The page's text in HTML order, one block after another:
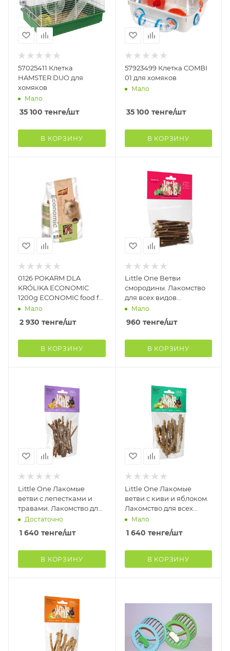
57025411 Клетка
HAMSTER DUO для
хомяков
Мало
35 100 тенге/шт
В КОРЗИНУ
57923499 Клетка COMBI
01 для хомяков
Мало
35 100 тенге/шт
В КОРЗИНУ
0126 POKARM DLA
KRÓLIKA ECONOMIC
1200g ECONOMIC food for
rabbit 1200g
Мало
2 930 тенге/шт
В КОРЗИНУ
Little One Ветви
смородины. Лакомство
для всех видов
грызунов,пакет, 50 г
Мало
960 тенге/шт
В КОРЗИНУ
Little One Лакомые
ветви с лепестками и
травами. Лакомство для
всех видов грызунов
Достаточно
1 640 тенге/шт
В КОРЗИНУ
Little One Лакомые
ветви с киви и яблоком.
Лакомство для всех
видов грызунов (6шт/
Мало
1 640 тенге/шт
В КОРЗИНУ